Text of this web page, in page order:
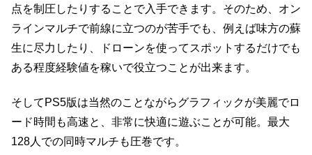
点を制圧したりすることで入手できます。そのため、オン
ラインマルチで前線に立つのが苦手でも、例えば味方の蘇
生に尽力したり、ドローンを使ってスポットするだけでも
ある程度経験値を稼いで役立つことが出来ます。
そしてPS5版は当然のことながらグラフィックが美麗でロ
ード時間も高速と、非常に快適に遊ぶことが可能。最大
128人での同時マルチも圧巻です。